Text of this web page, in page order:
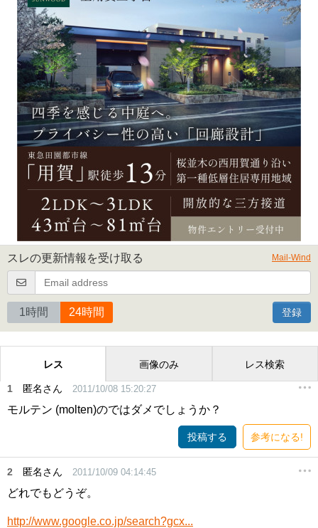
スレの更新情報を受け取る Mail-Wind
1時間 24時間 登録
レス 画像のみ レス検索
1 匿名さん 2011/10/08 15:20:27
モルテン (molten)のではダメでしょうか？
投稿する 参考になる!
2 匿名さん 2011/10/09 04:14:45
どれでもどうぞ。
http://www.google.co.jp/search?gcx...